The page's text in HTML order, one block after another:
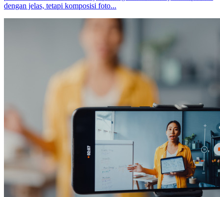
dengan jelas, tetapi komposisi foto...